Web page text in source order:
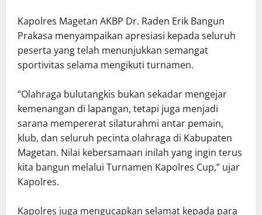
Kapolres Magetan AKBP Dr. Raden Erik Bangun
Prakasa menyampaikan apresiasi kepada seluruh
peserta yang telah menunjukkan semangat
sportivitas selama mengikuti turnamen.
“Olahraga bulutangkis bukan sekadar mengejar
kemenangan di lapangan, tetapi juga menjadi
sarana mempererat silaturahmi antar pemain,
klub, dan seluruh pecinta olahraga di Kabupaten
Magetan. Nilai kebersamaan inilah yang ingin terus
kita bangun melalui Turnamen Kapolres Cup,” ujar
Kapolres.
Kapolres juga mengucapkan selamat kepada para